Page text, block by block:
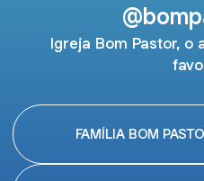
Igreja Bom Pastor, o
FAMÍLIA BOM